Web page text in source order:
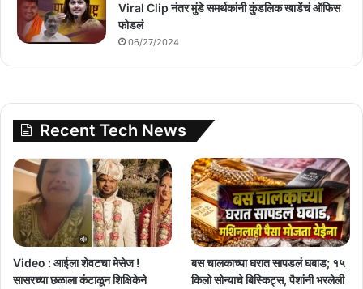
Viral Clip नंतर मुंडे समर्थकांनी कुंडलिक खाडेंचं ऑफिस
फोडलं
06/27/2024
Recent Tech News
Video : आईला शेवटचा मेसेज !
सासरच्या छळाला कंटाळून शिक्षिकेने
बस चालकाच्या घरात सापडलं घबाड; १५
किलो सोन्याचे बिस्किट्स, पैशांनी भरलेली